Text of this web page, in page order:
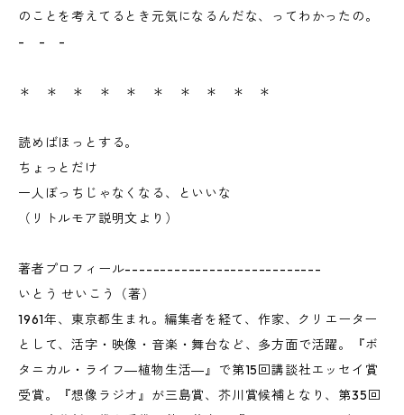
のことを考えてるとき元気になるんだな、ってわかったの。
- - -
＊ ＊ ＊ ＊ ＊ ＊ ＊ ＊ ＊ ＊
読めばほっとする。
ちょっとだけ
一人ぼっちじゃなくなる、といいな
（リトルモア説明文より）
著者プロフィール----------------------------
いとう せいこう（著）
1961年、東京都生まれ。編集者を経て、作家、クリエーター
として、活字・映像・音楽・舞台など、多方面で活躍。『ボ
タニカル・ライフ―植物生活―』で第15回講談社エッセイ賞
受賞。『想像ラジオ』が三島賞、芥川賞候補となり、第35回